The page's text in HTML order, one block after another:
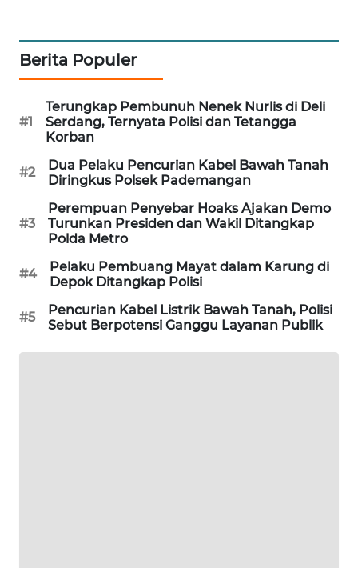
Berita Populer
#1
Terungkap Pembunuh Nenek Nurlis di Deli
Serdang, Ternyata Polisi dan Tetangga
Korban
#2
Dua Pelaku Pencurian Kabel Bawah Tanah
Diringkus Polsek Pademangan
#3
Perempuan Penyebar Hoaks Ajakan Demo
Turunkan Presiden dan Wakil Ditangkap
Polda Metro
#4
Pelaku Pembuang Mayat dalam Karung di
Depok Ditangkap Polisi
#5
Pencurian Kabel Listrik Bawah Tanah, Polisi
Sebut Berpotensi Ganggu Layanan Publik
Wahana
Network
KONSUMEN
LISTRIK
MASYARAKAT
KELISTRIKAN
WALINKI
ID
MAWAKA
ID